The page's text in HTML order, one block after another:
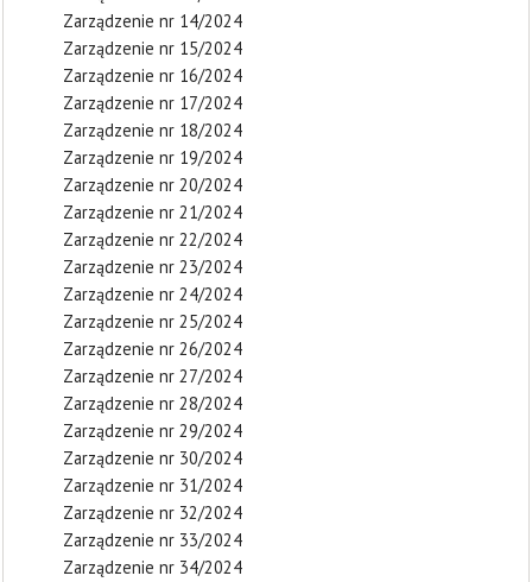
Zarządzenie nr 14/2024
Zarządzenie nr 15/2024
Zarządzenie nr 16/2024
Zarządzenie nr 17/2024
Zarządzenie nr 18/2024
Zarządzenie nr 19/2024
Zarządzenie nr 20/2024
Zarządzenie nr 21/2024
Zarządzenie nr 22/2024
Zarządzenie nr 23/2024
Zarządzenie nr 24/2024
Zarządzenie nr 25/2024
Zarządzenie nr 26/2024
Zarządzenie nr 27/2024
Zarządzenie nr 28/2024
Zarządzenie nr 29/2024
Zarządzenie nr 30/2024
Zarządzenie nr 31/2024
Zarządzenie nr 32/2024
Zarządzenie nr 33/2024
Zarządzenie nr 34/2024